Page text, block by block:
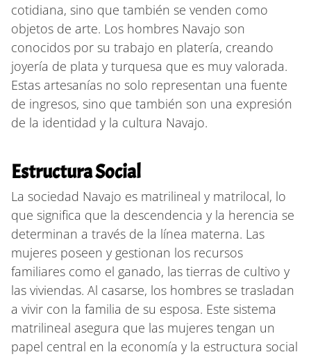
cotidiana, sino que también se venden como
objetos de arte. Los hombres Navajo son
conocidos por su trabajo en platería, creando
joyería de plata y turquesa que es muy valorada.
Estas artesanías no solo representan una fuente
de ingresos, sino que también son una expresión
de la identidad y la cultura Navajo.
Estructura Social
La sociedad Navajo es matrilineal y matrilocal, lo
que significa que la descendencia y la herencia se
determinan a través de la línea materna. Las
mujeres poseen y gestionan los recursos
familiares como el ganado, las tierras de cultivo y
las viviendas. Al casarse, los hombres se trasladan
a vivir con la familia de su esposa. Este sistema
matrilineal asegura que las mujeres tengan un
papel central en la economía y la estructura social